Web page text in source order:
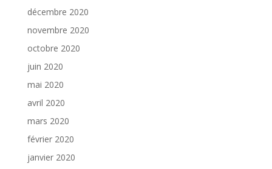
décembre 2020
novembre 2020
octobre 2020
juin 2020
mai 2020
avril 2020
mars 2020
février 2020
janvier 2020